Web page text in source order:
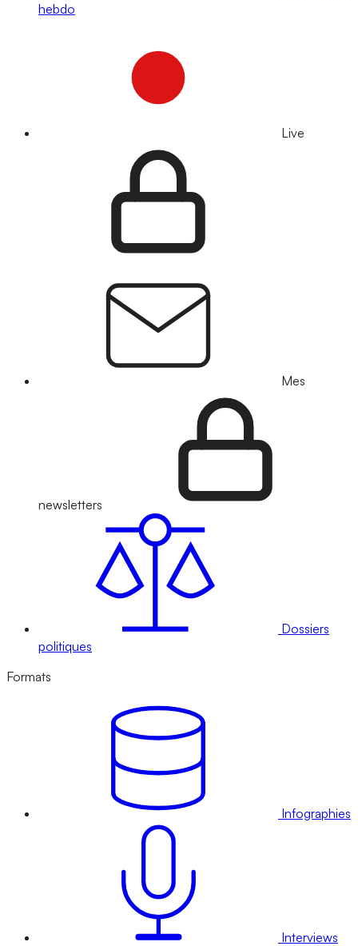
hebdo
Live
Mes
newsletters
Dossiers
politiques
Formats
Infographies
Interviews